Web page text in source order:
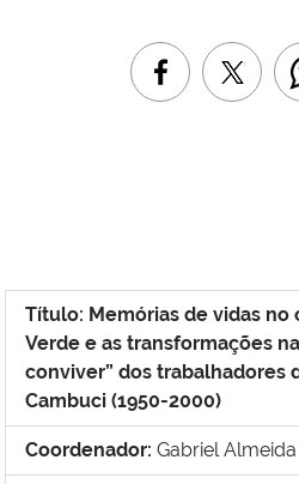
Título: Memórias de vidas no
Verde e as transformações
conviver” dos trabalhadores
Cambuci (1950-2000)
Coordenador: Gabriel